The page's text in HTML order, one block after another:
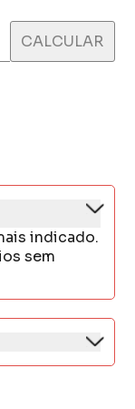
indicado.
sem
criada por